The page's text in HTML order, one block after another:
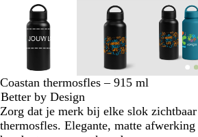
Zoombare
afbeelding
Gezoomd
tot
minimum
Klik
om
uit
te
Gebruik
plus-
en
mintoetsen
te
zoomen
en
pijltjestoetsen
om
Zoombare
afbeelding
Gezoomd
tot
minimum
Klik
om
uit
te
vouwen
Gebruik
plus-
en
mintoetsen
om
te
en
pijltjestoetsen
om
Coastan thermosfles – 915 ml
Better by Design
Zorg dat je merk bij elke slok
thermosfles. Elegante, matte